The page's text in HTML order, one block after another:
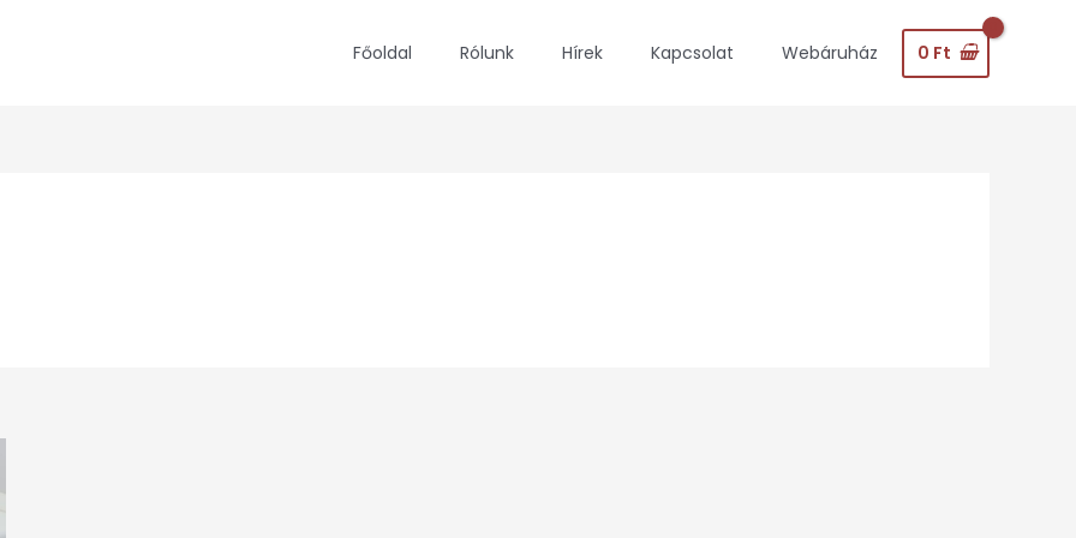
Főoldal Rólunk Hírek Kapcsolat Webáruház 0 Ft